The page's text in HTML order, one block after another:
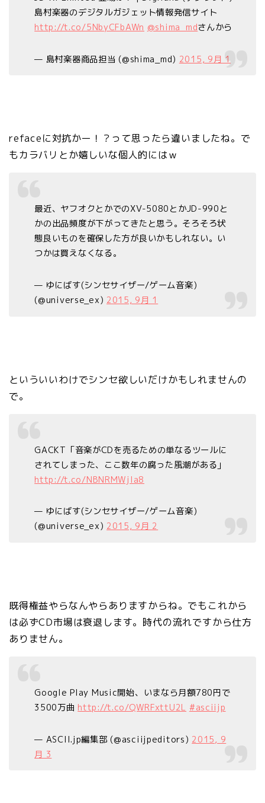
島村楽器のデジタルガジェット情報発信サイト
http://t.co/5NbyCFbAWn @shima_mdさんから
— 島村楽器商品担当 (@shima_md) 2015, 9月 1
refaceに対抗かー！？って思ったら違いましたね。で
もカラバリとか嬉しいな個人的にはｗ
最近、ヤフオクとかでのXV-5080とかJD-990と
かの出品頻度が下がってきたと思う。そろそろ状
態良いものを確保した方が良いかもしれない。い
つかは買えなくなる。
— ゆにばす(シンセサイザー/ゲーム音楽)
(@universe_ex) 2015, 9月 1
といういいわけでシンセ欲しいだけかもしれませんの
で。
GACKT「音楽がCDを売るための単なるツールに
されてしまった、ここ数年の腐った風潮がある」
http://t.co/NBNRMWjla8
— ゆにばす(シンセサイザー/ゲーム音楽)
(@universe_ex) 2015, 9月 2
既得権益やらなんやらありますからね。でもこれから
は必ずCD市場は衰退します。時代の流れですから仕方
ありません。
Google Play Music開始、いまなら月額780円で
3500万曲 http://t.co/QWRFxttU2L #asciijp
— ASCII.jp編集部 (@asciijpeditors) 2015, 9
月 3